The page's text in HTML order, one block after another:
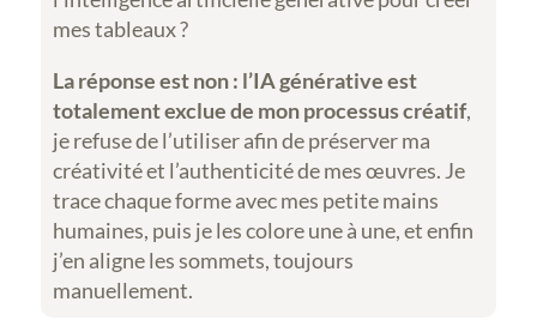
mes tableaux ?
La réponse est non : l’IA générative est
totalement exclue de mon processus créatif,
je refuse de l’utiliser afin de préserver ma
créativité et l’authenticité de mes œuvres. Je
trace chaque forme avec mes petite mains
humaines, puis je les colore une à une, et enfin
j’en aligne les sommets, toujours
manuellement.